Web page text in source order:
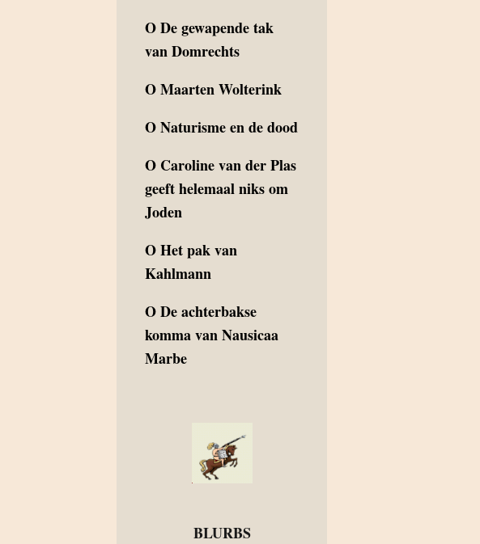
ODe gewapende tak
van Domrechts
OMaarten Wolterink
ONaturisme en de dood
O Caroline van der Plas
geeft helemaal niks om
Joden
OHet pak van
Kahlmann
ODe achterbakse
komma van Nausicaa
Marbe
BLURBS